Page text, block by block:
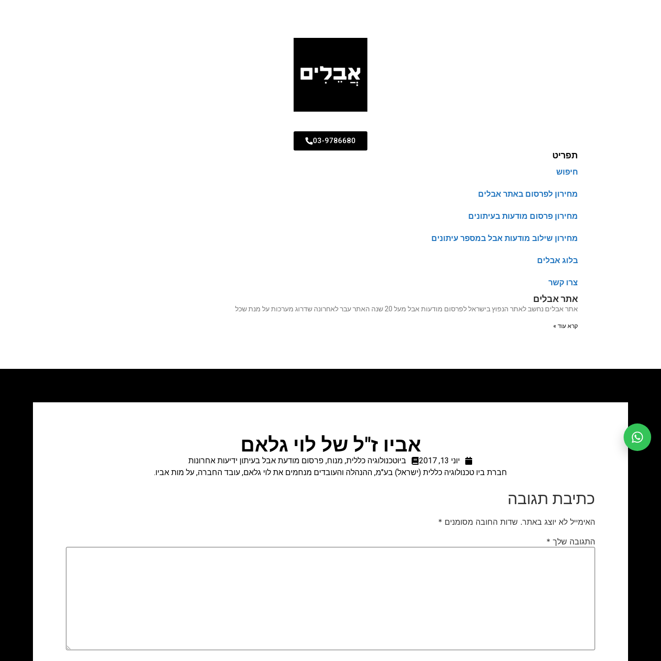
03-9786680
תפריט
חיפוש
מחירון לפרסום באתר אבלים
מחירון פרסום מודעות בעיתונים
מחירון שילוב מודעות אבל במספר עיתונים
בלוג אבלים
צרו קשר
אתר אבלים
אתר אבלים נחשב לאתר הנפוץ בישראל לפרסום מודעות אבל מעל 20 שנה האתר עבר לאחרונה שדרוג מערכות על מנת שכל
קרא עוד »
אביו ז"ל של לוי גלאם
יוני 13, 2017 ביוטכנולוגיה כללית, מנוח, פרסום מודעת אבל בעיתון ידיעות אחרונות
חברת ביו טכנולוגיה כללית (ישראל) בע"מ, ההנהלה והעובדים מנחמים את לוי גלאם, עובד החברה, על מות אביו.
כתיבת תגובה
האימייל לא יוצג באתר. שדות החובה מסומנים *
התגובה שלך *